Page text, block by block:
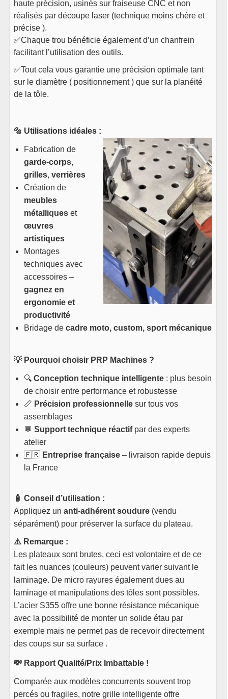
haute précision, usinés sur fraiseuse CNC et non
réalisés par découpe laser (technique moins chère et
précise ).
✅Chaque trou bénéficie également d’un chanfrein
facilitant l’utilisation des outils.
✅Tout cela vous garantie une précision optimale tant
sur le diamètre ( positionnement ) que sur la planéité
de la tôle.
🔩 Utilisations idéales :
Fabrication de
garde-corps,
grilles,verrières
Création de
meubles
métalliques et
œuvres
artistiques
Montages
techniques avec
accessoires –
gagnez en
ergonomie et
productivité
Bridage decadre moto, custom, sport mécanique
💡 Pourquoi choisir PRP Machines ?
🔍Conception technique intelligente : plus besoin
de choisir entre performance et robustesse
📏 Précision professionnelle sur tous vos
assemblages
💬Support technique réactifpar des experts
atelier
🇫🇷 Entreprise française – livraison rapide depuis
la France
🧴 Conseil d’utilisation :
Appliquez unanti-adhérent soudure (vendu
séparément) pour préserver la surface du plateau.
⚠️ Remarque :
Les plateaux sont brutes, ceci est volontaire et de ce
fait les nuances (couleurs) peuvent varier suivant le
laminage. De micro rayures également dues au
laminage et manipulations des tôles sont possibles.
L’acier S355 offre une bonne résistance mécanique
avec la possibilité de monter un solide étau par
exemple mais ne permet pas de recevoir directement
des coups sur sa surface .
💸 Rapport Qualité/Prix Imbattable !
Comparée aux modèles concurrents souvent trop
percés ou fragiles, notre grille intelligente offre